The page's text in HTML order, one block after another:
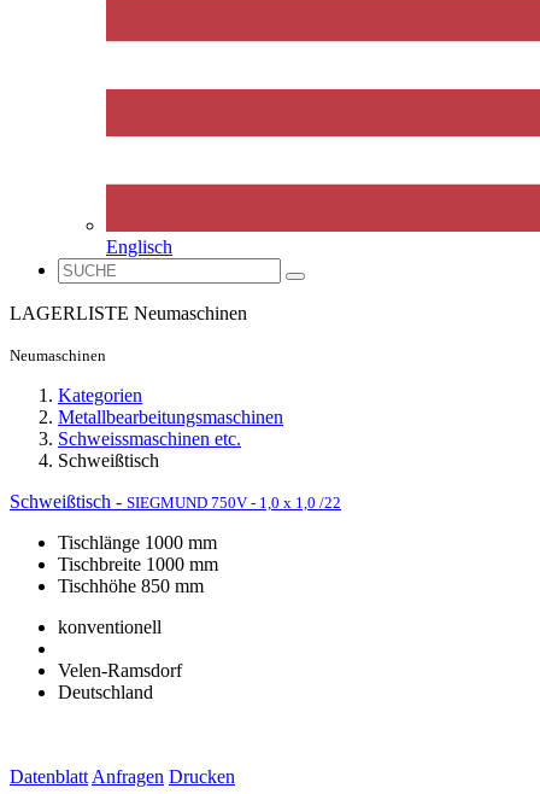
Englisch
LAGERLISTE Neumaschinen
Neumaschinen
Kategorien
Metallbearbeitungsmaschinen
Schweissmaschinen etc.
Schweißtisch
Schweißtisch - SIEGMUND 750V - 1,0 x 1,0 /22
Tischlänge 1000 mm
Tischbreite 1000 mm
Tischhöhe 850 mm
konventionell
Velen-Ramsdorf
Deutschland
Datenblatt Anfragen Drucken